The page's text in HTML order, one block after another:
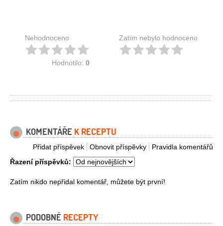
Nehodnoceno
Hodnotilo: 0
Zatím nebylo hodnoceno
KOMENTÁŘE K RECEPTU
Pravidla komentářů
Obnovit příspěvky
Přidat příspěvek
Řazení příspěvků:
Zatím nikdo nepřidal komentář, můžete být první!
PODOBNÉ RECEPTY